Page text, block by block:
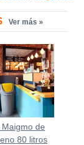
Ver más »
de
80 litros